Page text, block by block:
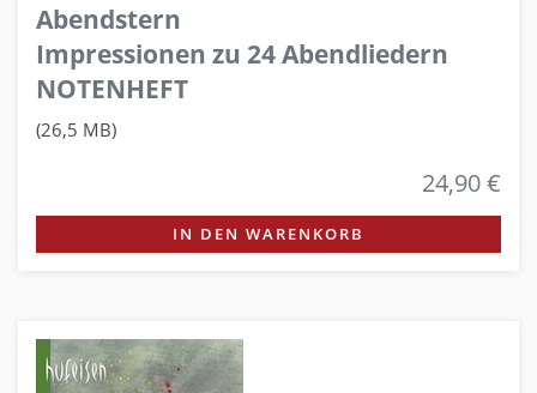
Abendstern
Impressionen zu 24 Abendliedern
NOTENHEFT
(26,5 MB)
24,90 €
IN DEN WARENKORB